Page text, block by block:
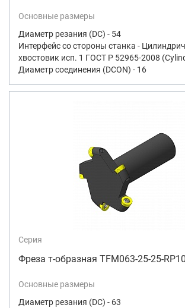
Основные размеры
Диаметр резания (DC) - 54
Интерфейс со стороны станка -
хвостовик исп. 1 ГОСТ Р 52965-2008
Диаметр соединения (DCON) - 16
Серия
Фреза т-образная TFM063-25-25-
Основные размеры
Диаметр резания (DC) - 63